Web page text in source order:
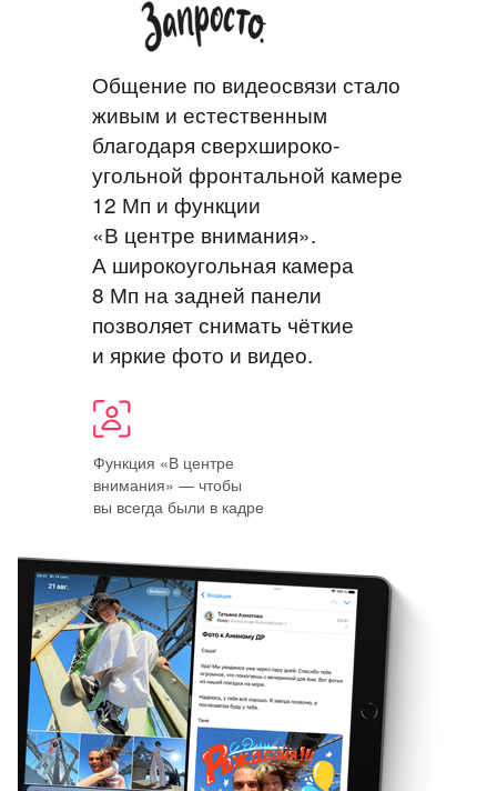
Общение по видеосвязи стало
живым и естественным
благодаря сверхшироко­
угольной фронтальной камере
12 Мп и функции
«В центре внимания».
А широкоугольная камера
8 Мп на задней панели
позволяет снимать чёткие
и яркие фото и видео.
Функция «В центре
внимания» — чтобы
вы всегда были в кадре